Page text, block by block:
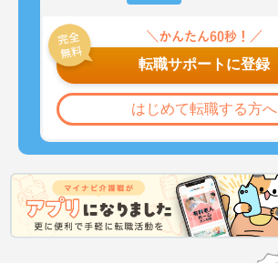
転職サポートに登録
はじめて転職する方へ